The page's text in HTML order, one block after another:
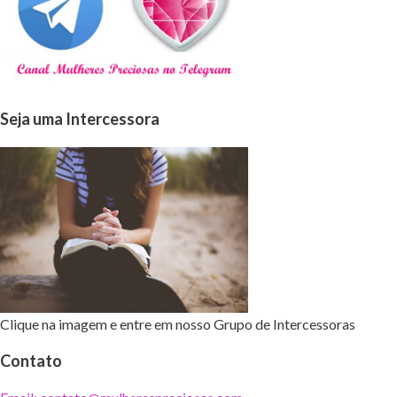
Seja uma Intercessora
Clique na imagem e entre em nosso Grupo de Intercessoras
Contato